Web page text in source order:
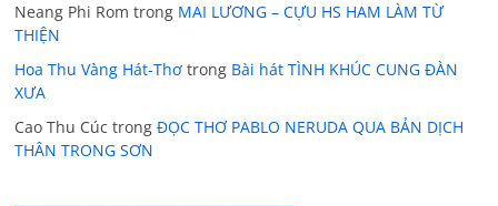
Neang Phi Rom trong MAI LƯƠNG – CỰU HS HAM LÀM TỪ
THIỆN
Hoa Thu Vàng Hát-Thơ trong Bài hát TÌNH KHÚC CUNG ĐÀN
XƯA
Cao Thu Cúc trongĐỌC THƠ PABLO NERUDA QUA BẢN DỊCH
THÂN TRONG SƠN